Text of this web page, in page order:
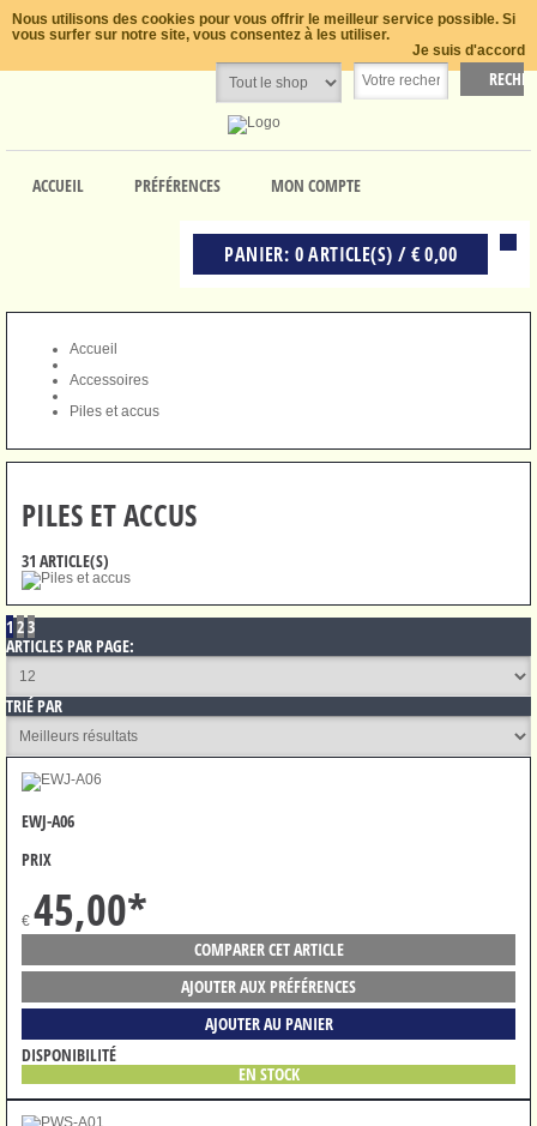
Nous utilisons des cookies pour vous offrir le meilleur service possible. Si
vous surfer sur notre site, vous consentez à les utiliser.
Je suis d'accord
ACCUEIL PRÉFÉRENCES MON COMPTE
PANIER: 0 ARTICLE(S) / € 0,00
Accueil
Accessoires
Piles et accus
PILES ET ACCUS
31 ARTICLE(S)
1 23
ARTICLES PAR PAGE:
TRIÉ PAR
EWJ-A06
PRIX
€ 45,00*
COMPARER CET ARTICLE
AJOUTER AUX PRÉFÉRENCES
AJOUTER AU PANIER
DISPONIBILITÉ
EN STOCK